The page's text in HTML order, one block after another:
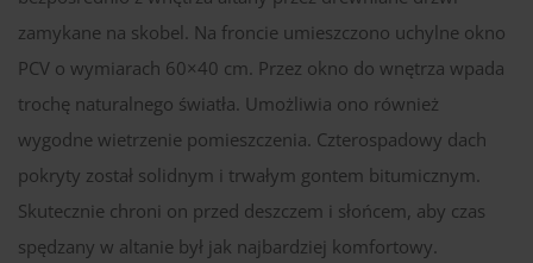
zamykane na skobel. Na froncie umieszczono uchylne okno
PCV o wymiarach 60×40 cm. Przez okno do wnętrza wpada
trochę naturalnego światła. Umożliwia ono również
wygodne wietrzenie pomieszczenia. Czterospadowy dach
pokryty został solidnym i trwałym gontem bitumicznym.
Skutecznie chroni on przed deszczem i słońcem, aby czas
spędzany w altanie był jak najbardziej komfortowy.